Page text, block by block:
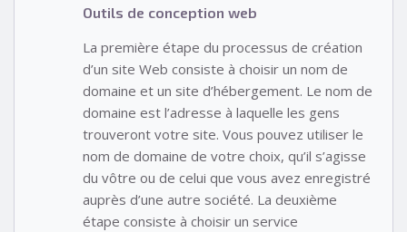
Outils de conception web
La première étape du processus de création
d’un site Web consiste à choisir un nom de
domaine et un site d’hébergement. Le nom de
domaine est l’adresse à laquelle les gens
trouveront votre site. Vous pouvez utiliser le
nom de domaine de votre choix, qu’il s’agisse
du vôtre ou de celui que vous avez enregistré
auprès d’une autre société. La deuxième
étape consiste à choisir un service